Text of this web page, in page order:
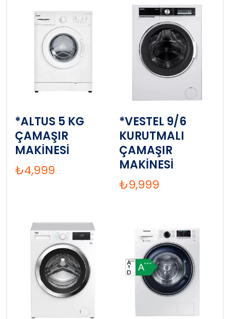
*ALTUS 5 KG
ÇAMAŞIR
MAKİNESİ
₺4,999
*VESTEL 9/6
KURUTMALI
ÇAMAŞIR
MAKİNESİ
₺9,999